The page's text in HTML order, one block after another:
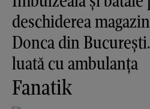
deschiderea
Donca din
luată cu ambulanța
Fanatik